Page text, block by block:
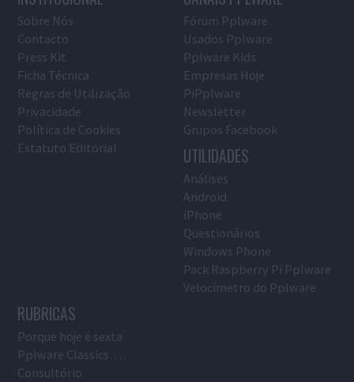
Sobre Nós
Contacto
Press Kit
Ficha Técnica
Regras de Utilização
Privacidade
Política de Cookies
Estatuto Editorial
Fórum Pplware
Usados Pplware
Pplware Kids
Empresas Hoje
PiPplware
Newsletter
Grupos Facebook
UTILIDADES
Análises
Android
iPhone
Questionários
Windows Phone
Pack Raspberry Pi Pplware
Velocímetro do Pplware
RUBRICAS
Porque hoje é sexta
Pplware Classics…
Consultório